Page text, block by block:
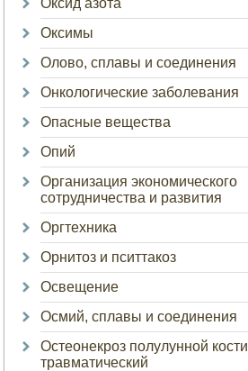
Оксид азота
Оксимы
Олово, сплавы и соединения
Онкологические заболевания
Опасные вещества
Опий
Организация экономического
сотрудничества и развития
Оргтехника
Орнитоз и пситтакоз
Освещение
Осмий, сплавы и соединения
Остеонекроз полулунной кости
травматический